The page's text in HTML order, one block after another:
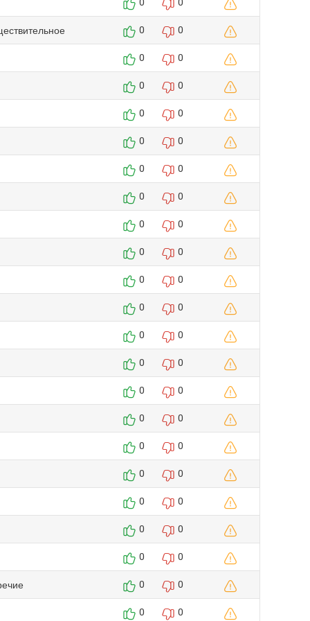
0 0
0 0
0 0
0 0
0 0
0 0
0 0
0 0
0 0
0 0
0 0
0 0
0 0
0 0
0 0
0 0
0 0
0 0
0 0
0 0
0 0
0 0